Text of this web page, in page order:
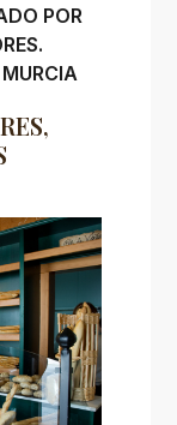
POR